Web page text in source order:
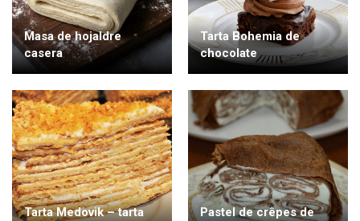
Masa de hojaldre
casera
Tarta Bohemia de
chocolate
Tarta Medovik – tarta
Pastel de crêpes de